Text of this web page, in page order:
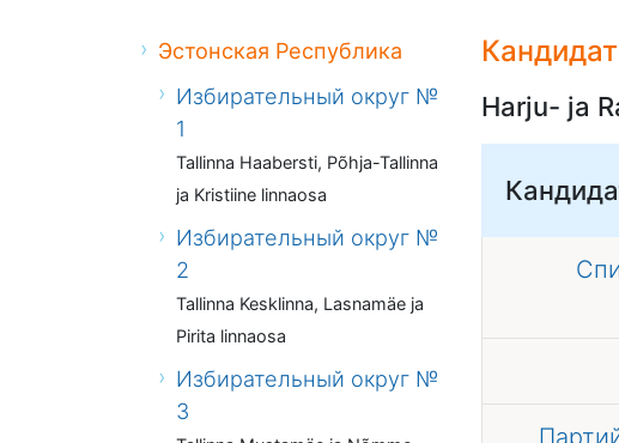
Эстонская Республика
Избирательный округ №
1
Tallinna Haabersti, Põhja-Tallinna
ja Kristiine linnaosa
Избирательный округ №
2
Tallinna Kesklinna, Lasnamäe ja
Pirita linnaosa
Избирательный округ №
3
Harju- ja